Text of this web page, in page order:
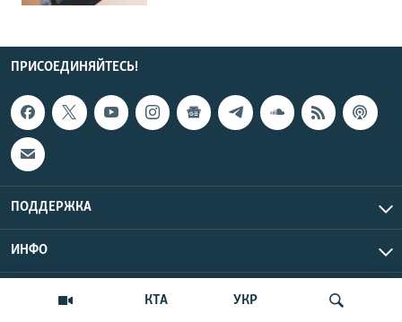
КТА УКР
ПРИСОЕДИНЯЙТЕСЬ!
ПОДДЕРЖКА
ИНФО
Copyright Крым.Реалии, 2026 | Все права защищены.
UTC+3